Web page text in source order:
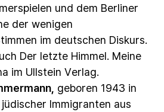
und dem Berliner
der wenigen
im deutschen Diskurs.
Der letzte Himmel. Meine
im Ullstein Verlag.
geboren 1943 in
Immigranten aus